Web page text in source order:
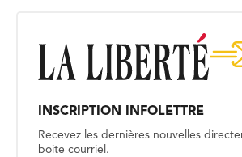
INSCRIPTION INFOLETTRE
Recevez les dernières nouvelles
boite courriel.